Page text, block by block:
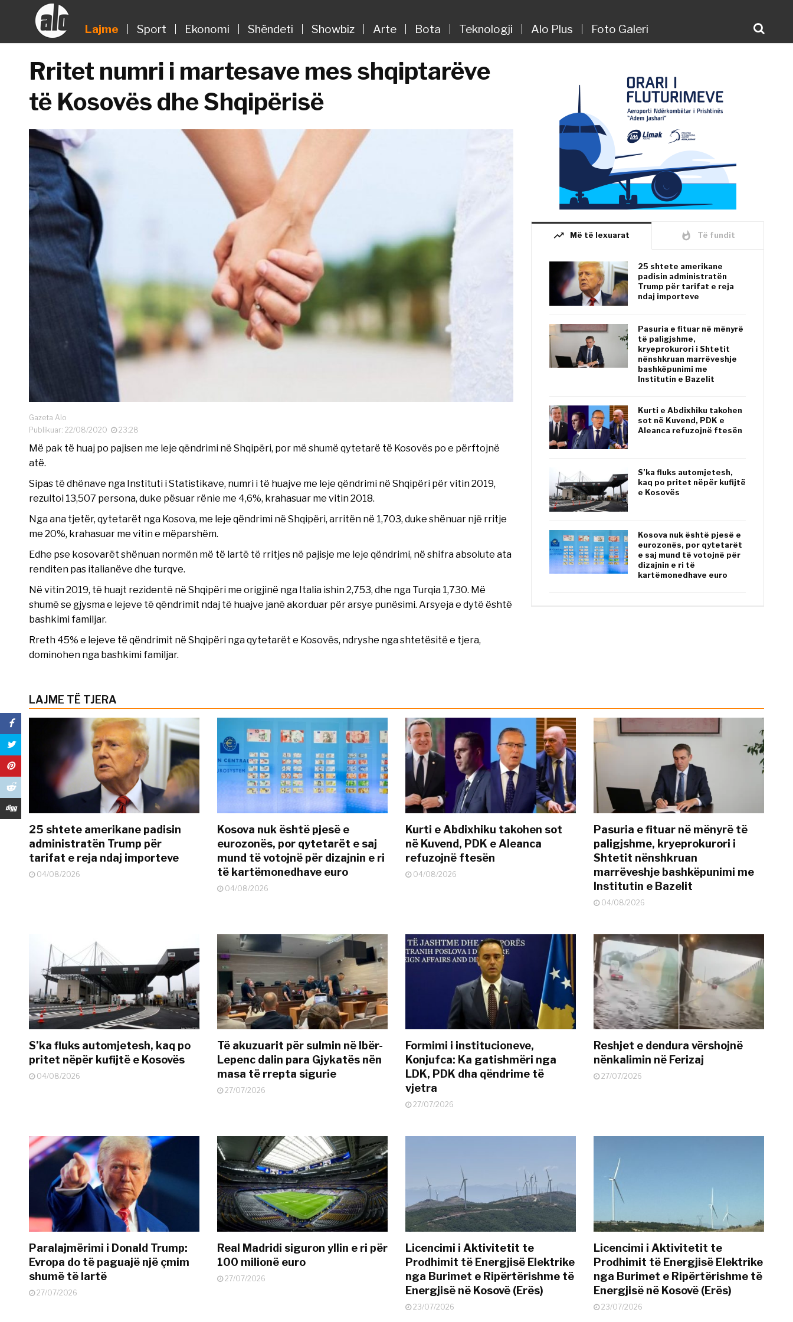
Lajme Sport Ekonomi Shëndeti Showbiz Arte Bota Teknologji Alo Plus Foto Galeri
Rritet numri i martesave mes shqiptarëve
të Kosovës dhe Shqipërisë
Gazeta Alo
Publikuar: 22/08/2020
23:28
Më pak të huaj po pajisen me leje qëndrimi në Shqipëri, por më shumë qytetarë të Kosovës po e përftojnë
atë.
Sipas të dhënave nga Instituti i Statistikave, numri i të huajve me leje qëndrimi në Shqipëri për vitin 2019,
rezultoi 13,507 persona, duke pësuar rënie me 4,6%, krahasuar me vitin 2018.
Nga ana tjetër, qytetarët nga Kosova, me leje qëndrimi në Shqipëri, arritën në 1,703, duke shënuar një rritje
me 20%, krahasuar me vitin e mëparshëm.
Edhe pse kosovarët shënuan normën më të lartë të rritjes në pajisje me leje qëndrimi, në shifra absolute ata
renditen pas italianëve dhe turqve.
Në vitin 2019, të huajt rezidentë në Shqipëri me origjinë nga Italia ishin 2,753, dhe nga Turqia 1,730. Më
shumë se gjysma e lejeve të qëndrimit ndaj të huajve janë akorduar për arsye punësimi. Arsyeja e dytë është
bashkimi familjar.
Rreth 45% e lejeve të qëndrimit në Shqipëri nga qytetarët e Kosovës, ndryshe nga shtetësitë e tjera,
dominohen nga bashkimi familjar.
trending_up Më të lexuarat whatshot Të fundit
25 shtete amerikane
padisin administratën
Trump për tarifat e reja
ndaj importeve
Pasuria e fituar në mënyrë
të paligjshme,
kryeprokurori i Shtetit
nënshkruan marrëveshje
bashkëpunimi me
Institutin e Bazelit
Kurti e Abdixhiku takohen
sot në Kuvend, PDK e
Aleanca refuzojnë ftesën
S’ka fluks automjetesh,
kaq po pritet nëpër kufijtë
e Kosovës
Kosova nuk është pjesë e
eurozonës, por qytetarët
e saj mund të votojnë për
dizajnin e ri të
kartëmonedhave euro
LAJME TË TJERA
25 shtete amerikane padisin
administratën Trump për
tarifat e reja ndaj importeve
04/08/2026
Kosova nuk është pjesë e
eurozonës, por qytetarët e saj
mund të votojnë për dizajnin e ri
të kartëmonedhave euro
04/08/2026
Kurti e Abdixhiku takohen sot
në Kuvend, PDK e Aleanca
refuzojnë ftesën
04/08/2026
Pasuria e fituar në mënyrë të
paligjshme, kryeprokurori i
Shtetit nënshkruan
marrëveshje bashkëpunimi me
Institutin e Bazelit
04/08/2026
S’ka fluks automjetesh, kaq po
pritet nëpër kufijtë e Kosovës
04/08/2026
Të akuzuarit për sulmin në Ibër-
Lepenc dalin para Gjykatës nën
masa të rrepta sigurie
27/07/2026
Formimi i institucioneve,
Konjufca: Ka gatishmëri nga
LDK, PDK dha qëndrime të
vjetra
27/07/2026
Reshjet e dendura vërshojnë
nënkalimin në Ferizaj
27/07/2026
Paralajmërimi i Donald Trump:
Evropa do të paguajë një çmim
shumë të lartë
27/07/2026
Real Madridi siguron yllin e ri për
100 milionë euro
27/07/2026
Licencimi i Aktivitetit te
Prodhimit të Energjisë Elektrike
nga Burimet e Ripërtërishme të
Energjisë në Kosovë (Erës)
23/07/2026
Licencimi i Aktivitetit te
Prodhimit të Energjisë Elektrike
nga Burimet e Ripërtërishme të
Energjisë në Kosovë (Erës)
23/07/2026